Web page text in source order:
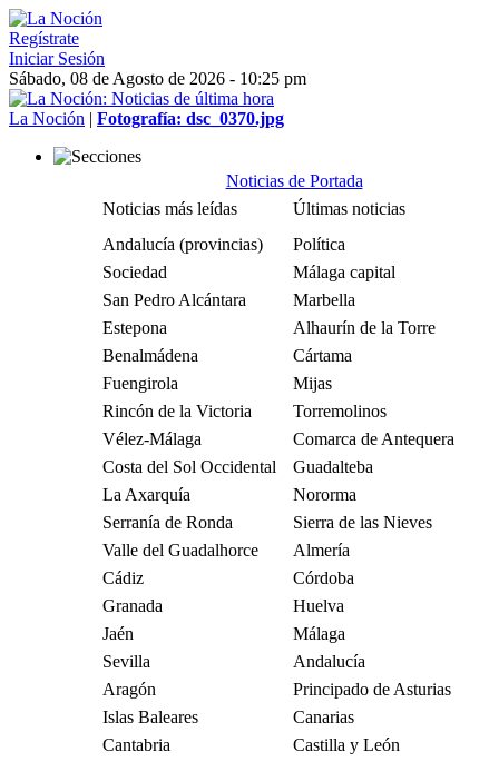
Regístrate
Iniciar Sesión
Sábado, 08 de Agosto de 2026 - 10:25 pm
La Noción | Fotografía: dsc_0370.jpg
Noticias de Portada
Noticias más leídas
Últimas noticias
Andalucía (provincias)
Política
Sociedad
Málaga capital
San Pedro Alcántara
Marbella
Estepona
Alhaurín de la Torre
Benalmádena
Cártama
Fuengirola
Mijas
Rincón de la Victoria
Torremolinos
Vélez-Málaga
Comarca de Antequera
Costa del Sol Occidental
Guadalteba
La Axarquía
Nororma
Serranía de Ronda
Sierra de las Nieves
Valle del Guadalhorce
Almería
Cádiz
Córdoba
Granada
Huelva
Jaén
Málaga
Sevilla
Andalucía
Aragón
Principado de Asturias
Islas Baleares
Canarias
Cantabria
Castilla y León